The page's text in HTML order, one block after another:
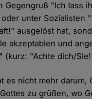
Gegengruß "Ich lass
unter Sozialisten
ausgelöst hat,
akzeptablen und
(kurz: "Achte dich/
es nicht mehr darum,
zu grüßen, wo